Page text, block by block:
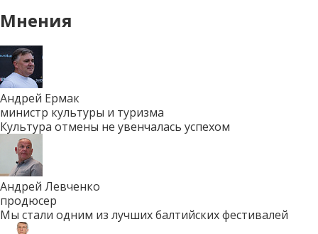
Мнения
Андрей Ермак
министр культуры и туризма
Культура отмены не увенчалась успехом
Андрей Левченко
продюсер
Мы стали одним из лучших балтийских фестивалей